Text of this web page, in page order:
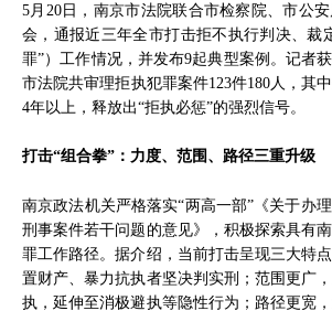
5月20日，南京市法院联合市检察院、市公
会，通报近三年全市打击拒不执行判决、裁
罪”）工作情况，并发布9起典型案例。记者
市法院共审理拒执犯罪案件123件180人，其
4年以上，释放出“拒执必惩”的强烈信号。
打击“组合拳”：力度、范围、路径三重升级
南京政法机关严格落实“两高一部”《关于办
刑事案件若干问题的意见》，积极探索具有
罪工作路径。据介绍，当前打击呈现三大特
置财产、暴力抗执者坚决判实刑；范围更广
执，延伸至消极避执等隐性行为；路径更宽